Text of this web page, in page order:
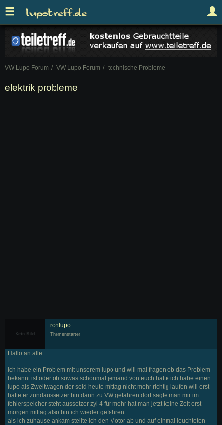
VW Lupo Forum VW Lupo Forum technische Probleme
elektrik probleme
ronlupo
Themenstarter
Hallo an alle
Ich habe ein Problem mit unserem lupo und will mal fragen ob das Problem
bekannt ist oder ob sowas schonmal jemand von euch hatte ich habe einen
lupo als Zweitwagen der seid heute mittag nicht mehr richtig laufen will erst
hatte er zündaussetzer bin dann zu VW gefahren dort sagte man mir im
fehlerspeicher steht aussetzer zyl 4 für mehr hat man jetzt keine Zeit erst
morgen mittag also bin ich wieder gefahren
als ich zuhause ankam stellte ich den Motor ab und auf einmal leuchteten